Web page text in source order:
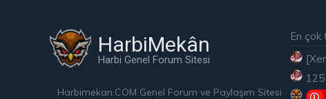
HarbiMekân
Harbi Genel Forum Sitesi
Harbimekan.COM Genel Forum ve Paylaşım Sitesi
En çok